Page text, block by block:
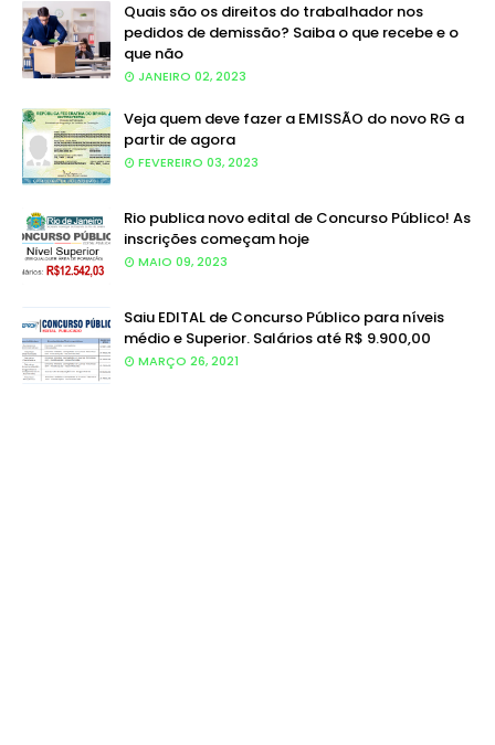
Quais são os direitos do trabalhador nos
pedidos de demissão? Saiba o que recebe e o
que não
JANEIRO 02, 2023
Veja quem deve fazer a EMISSÃO do novo RG a
partir de agora
FEVEREIRO 03, 2023
Rio publica novo edital de Concurso Público! As
inscrições começam hoje
MAIO 09, 2023
Saiu EDITAL de Concurso Público para níveis
médio e Superior. Salários até R$ 9.900,00
MARÇO 26, 2021